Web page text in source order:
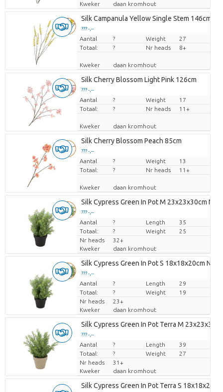
Kweker daan kromhout
Silk Campanula Yellow Single Stem 146cm Nm
??? -,--
Prijs per stuk
Aantal ? Weight
27
Totaal:
? Nr heads 8+
Kweker daan kromhout
Silk Cherry Blossom Light Pink 126cm
??? -,--
Prijs per stuk
Aantal ? Weight
17
Totaal:
? Nr heads 11+
Kweker daan kromhout
Silk Cherry Blossom Peach 85cm
??? -,--
Prijs per stuk
Aantal ? Weight
13
Totaal:
? Nr heads 11+
Kweker daan kromhout
Silk Cypress Green In Pot M 23x23x30cm Nm
??? -,--
Prijs per stuk
Aantal ? Length
35
Totaal:
? Weight
25
Nr heads
32+
Kweker
daan kromhout
Silk Cypress Green In Pot S 18x18x20cm Nm
??? -,--
Prijs per stuk
Aantal ? Length
29
Totaal:
? Weight
19
Nr heads
23+
Kweker
daan kromhout
Silk Cypress Green In Pot Terra M
??? -,--
Prijs per stuk
Aantal ? Length
39
Totaal:
? Weight
27
Nr heads
31+
Kweker
daan kromhout
Silk Cypress Green In Pot Terra S